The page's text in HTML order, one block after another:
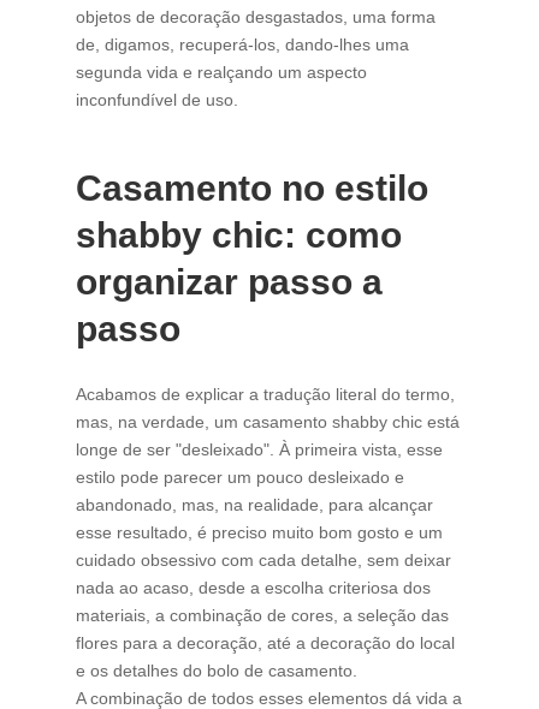
objetos de decoração desgastados, uma forma
de, digamos, recuperá-los, dando-lhes uma
segunda vida e realçando um aspecto
inconfundível de uso.
Casamento no estilo
shabby chic: como
organizar passo a
passo
Acabamos de explicar a tradução literal do termo,
mas, na verdade, um casamento shabby chic está
longe de ser "desleixado". À primeira vista, esse
estilo pode parecer um pouco desleixado e
abandonado, mas, na realidade, para alcançar
esse resultado, é preciso muito bom gosto e um
cuidado obsessivo com cada detalhe, sem deixar
nada ao acaso, desde a escolha criteriosa dos
materiais, a combinação de cores, a seleção das
flores para a decoração, até a decoração do local
e os detalhes do bolo de casamento.
A combinação de todos esses elementos dá vida a